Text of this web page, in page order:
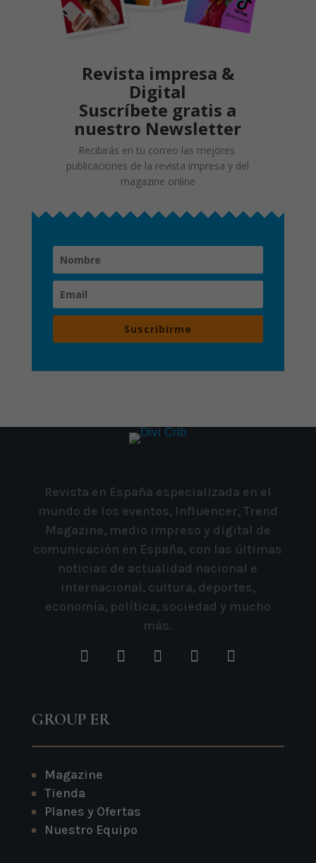
Revista impresa &
Digital
Suscríbete gratis a
nuestro Newsletter
Recibirás en tu correo las mejores
publicaciones de la revista impresa y del
magazine online
Suscribirme
Revista en España especializada en el
mundo de los eventos, Influencer, Trend
Magazine, medio impreso y digital de
comunicación en España, con las últimas
noticias de actualidad nacional e
internacional, cultura, deportes,
economía, política, sociedad y mucho
más.
GROUP ER
Magazine
Tienda
Planes y Ofertas
Nuestro Equipo